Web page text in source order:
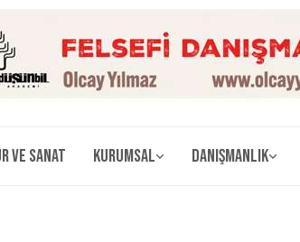
ve Sanat Kurumsal Danışmanlık